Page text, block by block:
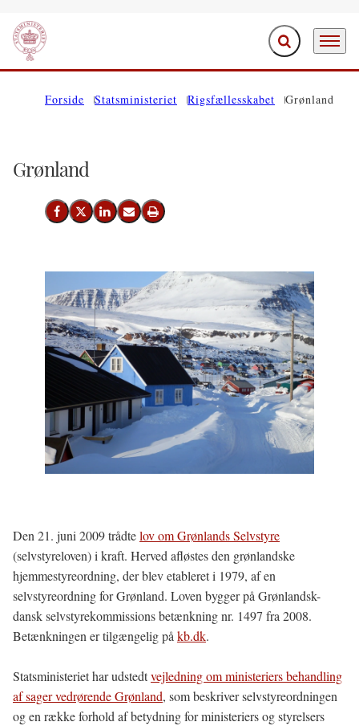
Gå til forsiden Fold søgefelt ud
Menu
Forside Statsministeriet Rigsfællesskabet Grønland
Grønland
Del på Facebook
Del på X (Twitter)
Del på LinkedIn
Send email
Print
Den 21. juni 2009 trådtelov om Grønlands Selvstyre
(selvstyreloven) i kraft. Herved afløstes den grønlandske
hjemmestyreordning, der blev etableret i 1979, af en
selvstyreordning for Grønland. Loven bygger på Grønlandsk-
dansk selvstyrekommissions betænkning nr. 1497 fra 2008.
Betænkningen er tilgængelig på kb.dk.
Statsministeriet har udstedtvejledning om ministeriers behandling
af sager vedrørende Grønland, som beskriver selvstyreordningen
og en række forhold af betydning for ministeriers og styrelsers